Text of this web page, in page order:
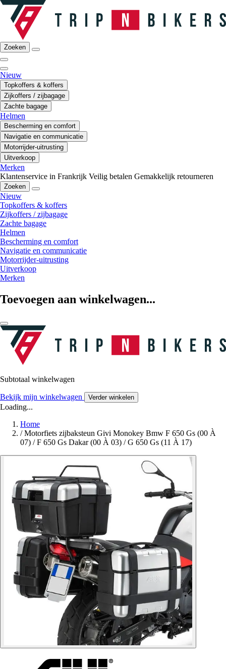
Zoeken
Nieuw
Topkoffers & koffers
Zijkoffers / zijbagage
Zachte bagage
Helmen
Bescherming en comfort
Navigatie en communicatie
Motorrijder-uitrusting
Uitverkoop
Merken
Klantenservice in Frankrijk Veilig betalen Gemakkelijk retourneren
Zoeken
Nieuw
Topkoffers & koffers
Zijkoffers / zijbagage
Zachte bagage
Helmen
Bescherming en comfort
Navigatie en communicatie
Motorrijder-uitrusting
Uitverkoop
Merken
Toevoegen aan winkelwagen...
Subtotaal winkelwagen
Bekijk mijn winkelwagen Verder winkelen
Loading...
Home
/ Motorfiets zijbaksteun Givi Monokey Bmw F 650 Gs (00 À
07) / F 650 Gs Dakar (00 À 03) / G 650 Gs (11 À 17)